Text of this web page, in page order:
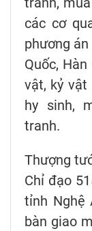
các cơ
phương án
Quốc,
vật, kỷ
hy sinh,
tranh.
Thượng
Chỉ đạo
tỉnh Nghệ
bàn giao